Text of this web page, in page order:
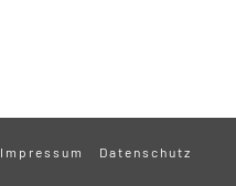
Impressum Datenschutz